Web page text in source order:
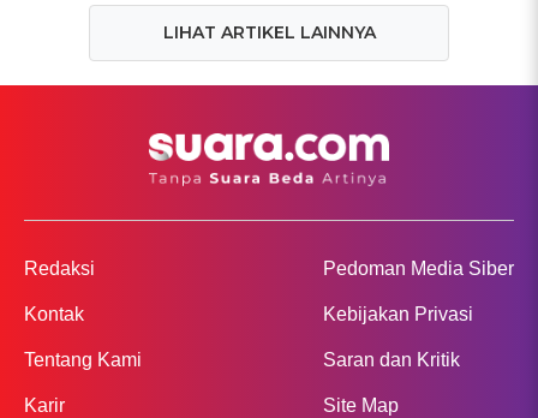
LIHAT ARTIKEL LAINNYA
Redaksi
Kontak
Tentang Kami
Karir
Pedoman Media Siber
Kebijakan Privasi
Saran dan Kritik
Site Map